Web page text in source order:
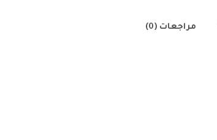
مراجعات (0)